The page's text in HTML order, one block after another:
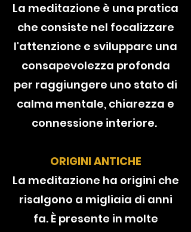
La meditazione è una pratica
che consiste nel focalizzare
l'attenzione e sviluppare una
consapevolezza profonda
per raggiungere uno stato di
calma mentale, chiarezza e
connessione interiore.
ORIGINI ANTICHE
La meditazione ha origini che
risalgono a migliaia di anni
fa. È presente in molte